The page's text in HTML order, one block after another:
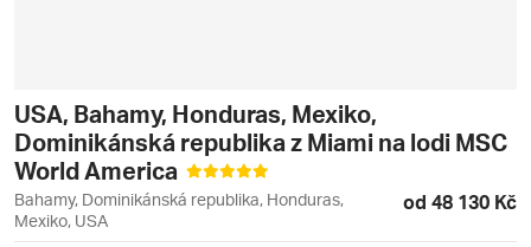
USA, Bahamy, Honduras, Mexiko,
Dominikánská republika z Miami na lodi MSC
World America
Bahamy, Dominikánská republika, Honduras,
Mexiko, USA
od 48 130 Kč